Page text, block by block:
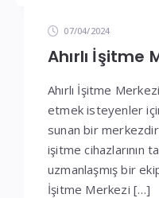
07/04/2024
Ahırlı İşitme
Ahırlı İşitme
etmek isteyenler
sunan bir
işitme cihazlarının
uzmanlaşmış bir
İşitme Merkezi […]